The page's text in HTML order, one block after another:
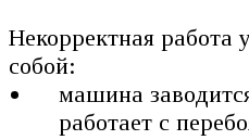
Некорректная работа
собой:
машина
работает с